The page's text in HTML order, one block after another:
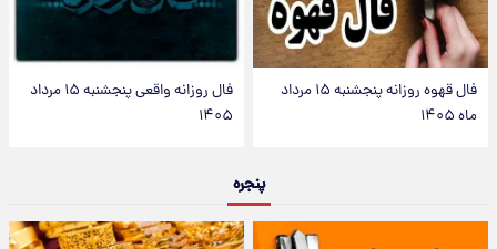
فال قهوه روزانه پنجشنبه ۱۵ مرداد
ماه ۱۴۰۵
فال روزانه واقعی پنجشنبه ۱۵ مرداد
۱۴۰۵
پنجره